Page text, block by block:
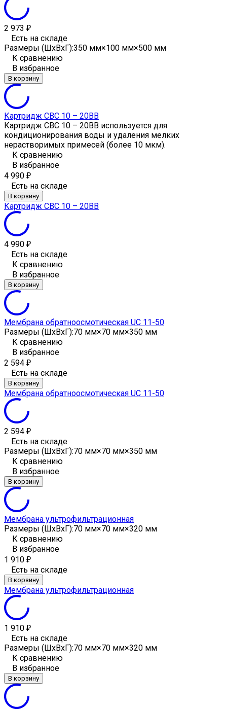
2 973 ₽
Есть на складе
Размеры (ШxВxГ):350 мм×100 мм×500 мм
К сравнению
В избранное
В корзину
Картридж CBC 10 – 20ВВ
Картридж CBC 10 – 20ВВ используется для
кондиционирования воды и удаления мелких
нерастворимых примесей (более 10 мкм).
К сравнению
В избранное
4 990 ₽
Есть на складе
В корзину
Картридж CBC 10 – 20ВВ
4 990 ₽
Есть на складе
К сравнению
В избранное
В корзину
Мембрана обратноосмотическая UC 11-50
Размеры (ШxВxГ):70 мм×70 мм×350 мм
К сравнению
В избранное
2 594 ₽
Есть на складе
В корзину
Мембрана обратноосмотическая UC 11-50
2 594 ₽
Есть на складе
Размеры (ШxВxГ):70 мм×70 мм×350 мм
К сравнению
В избранное
В корзину
Мембрана ультрофильтрационная
Размеры (ШxВxГ):70 мм×70 мм×320 мм
К сравнению
В избранное
1 910 ₽
Есть на складе
В корзину
Мембрана ультрофильтрационная
1 910 ₽
Есть на складе
Размеры (ШxВxГ):70 мм×70 мм×320 мм
К сравнению
В избранное
В корзину